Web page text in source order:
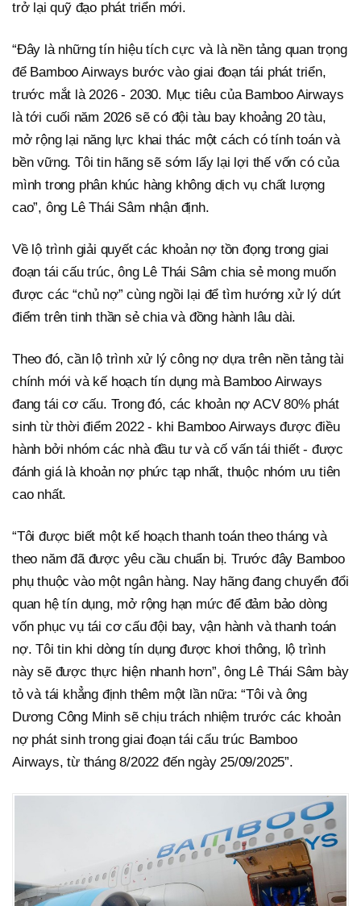
trở lại quỹ đạo phát triển mới.
“Đây là những tín hiệu tích cực và là nền tảng quan trọng
để Bamboo Airways bước vào giai đoạn tái phát triển,
trước mắt là 2026 - 2030. Mục tiêu của Bamboo Airways
là tới cuối năm 2026 sẽ có đội tàu bay khoảng 20 tàu,
mở rộng lại năng lực khai thác một cách có tính toán và
bền vững. Tôi tin hãng sẽ sớm lấy lại lợi thế vốn có của
mình trong phân khúc hàng không dịch vụ chất lượng
cao”, ông Lê Thái Sâm nhận định.
Về lộ trình giải quyết các khoản nợ tồn đọng trong giai
đoạn tái cấu trúc, ông Lê Thái Sâm chia sẻ mong muốn
được các “chủ nợ” cùng ngồi lại để tìm hướng xử lý dứt
điểm trên tinh thần sẻ chia và đồng hành lâu dài.
Theo đó, cần lộ trình xử lý công nợ dựa trên nền tảng tài
chính mới và kế hoạch tín dụng mà Bamboo Airways
đang tái cơ cấu. Trong đó, các khoản nợ ACV 80% phát
sinh từ thời điểm 2022 - khi Bamboo Airways được điều
hành bởi nhóm các nhà đầu tư và cố vấn tái thiết - được
đánh giá là khoản nợ phức tạp nhất, thuộc nhóm ưu tiên
cao nhất.
“Tôi được biết một kế hoạch thanh toán theo tháng và
theo năm đã được yêu cầu chuẩn bị. Trước đây Bamboo
phụ thuộc vào một ngân hàng. Nay hãng đang chuyển đổi
quan hệ tín dụng, mở rộng hạn mức để đảm bảo dòng
vốn phục vụ tái cơ cấu đội bay, vận hành và thanh toán
nợ. Tôi tin khi dòng tín dụng được khơi thông, lộ trình
này sẽ được thực hiện nhanh hơn”, ông Lê Thái Sâm bày
tỏ và tái khẳng định thêm một lần nữa: “Tôi và ông
Dương Công Minh sẽ chịu trách nhiệm trước các khoản
nợ phát sinh trong giai đoạn tái cấu trúc Bamboo
Airways, từ tháng 8/2022 đến ngày 25/09/2025”.